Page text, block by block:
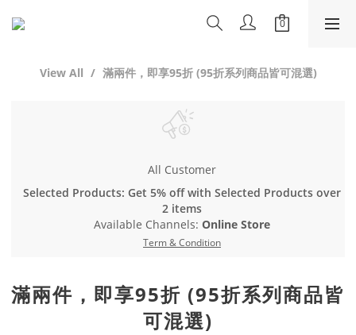
View All 滿兩件，即享95折 (95折系列商品皆可混選)
All Customer
Selected Products: Get 5% off with Selected Products over
2 items
Available Channels: Online Store
Term & Condition
滿兩件，即享95折 (95折系列商品皆
可混選)